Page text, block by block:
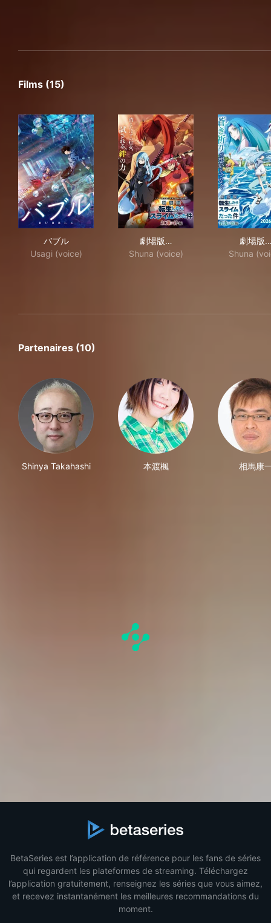
Films (15)
バブル
Usagi (voice)
劇場版…
Shuna (voice)
劇場版
Shuna
Partenaires (10)
Shinya Takahashi 本渡楓 相馬康
BetaSeries est l’application de référence pour les fans de séries
qui regardent les plateformes de streaming. Téléchargez
l’application gratuitement, renseignez les séries que vous aimez,
et recevez instantanément les meilleures recommandations du
moment.